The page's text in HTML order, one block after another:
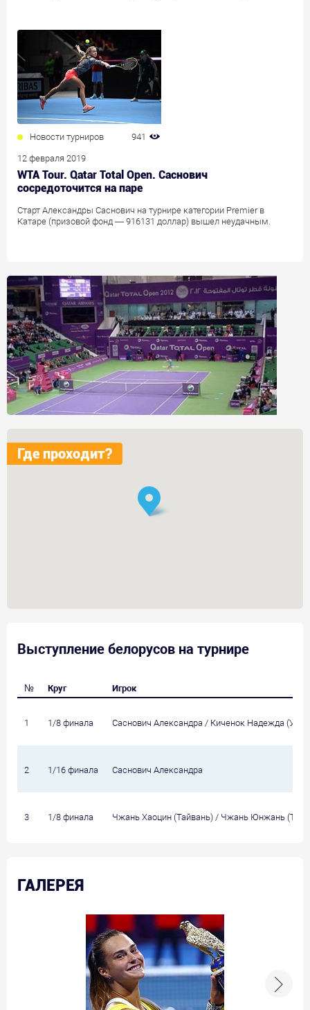
Новости турниров 941
12 февраля 2019
WTA Tour. Qatar Total Open. Саснович
сосредоточится на паре
Старт Александры Саснович на турнире категории Premier в
Катаре (призовой фонд — 916131 доллар) вышел неудачным.
Где проходит?
Выступление белорусов на турнире
№ Круг Игрок
1 1/8 финала Саснович Александра / Киченок Надежда
2 1/16 финала Саснович Александра
3 1/8 финала Чжань Хаоцин (Тайвань) / Чжань Юнжань
ГАЛЕРЕЯ